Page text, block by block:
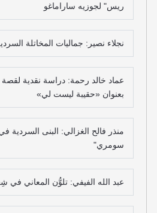
ريس" لجوزيه ساراماغو
نجلاء نصير: جماليات المخاتلة السردية
عماد خالد رحمة: دراسة نقدية لقصة
بعنوان «حقيبة ليست لي»
منذر فالح الغزالي: البنى السردية
سومري"
عبد الله الفيفي: تلوُّن المعاني في